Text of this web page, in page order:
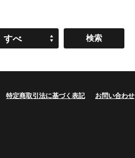
すべ
特定商取引法に基づく表記 お問い合わせ